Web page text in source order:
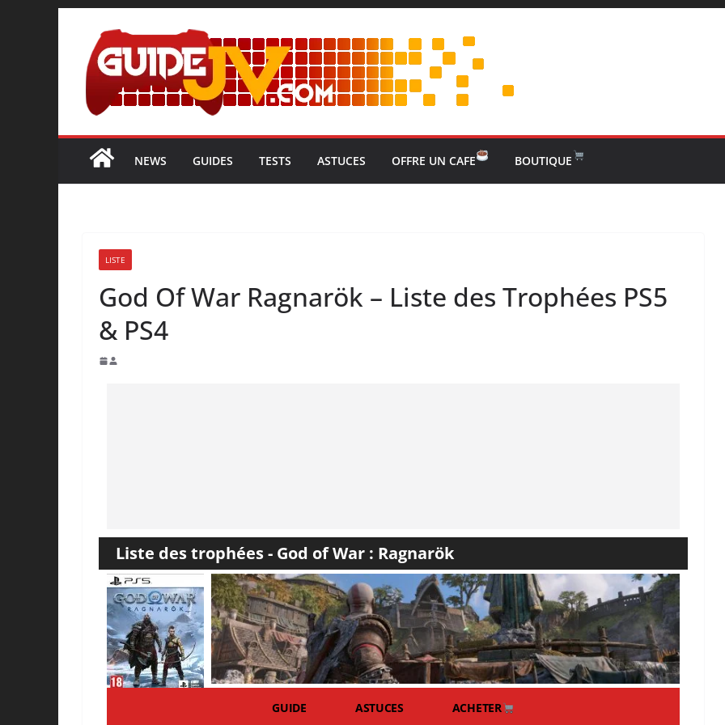
NEWS GUIDES TESTS ASTUCES OFFRE UN CAFE BOUTIQUE
LISTE
God Of War Ragnarök – Liste des Trophées PS5
& PS4
Liste des trophées - God of War : Ragnarök
GUIDE ASTUCES ACHETER